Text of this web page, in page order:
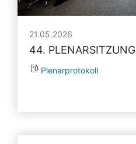
21.05.2026
44. PLENARSITZUNG
Plenarprotokoll